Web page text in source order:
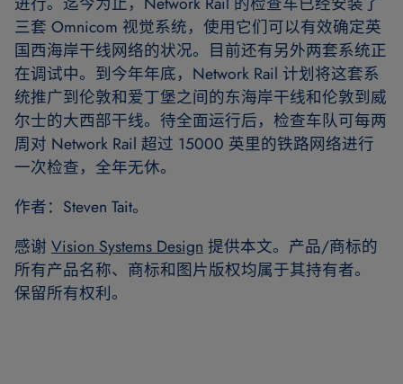
三套 Omnicom 视觉系统，使用它们可以有效确定英
国西海岸干线网络的状况。目前还有另外两套系统正
在调试中。到今年年底，Network Rail 计划将这套系
统推广到伦敦和爱丁堡之间的东海岸干线和伦敦到威
尔士的大西部干线。待全面运行后，检查车队可每两
周对 Network Rail 超过 15000 英里的铁路网络进行
一次检查，全年无休。
作者：Steven Tait。
感谢 Vision Systems Design 提供本文。产品/商标的
所有产品名称、商标和图片版权均属于其持有者。
保留所有权利。